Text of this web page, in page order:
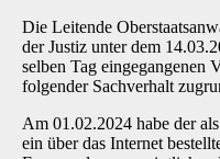
Die Leitende
der Justiz unter dem
selben Tag eingegangenen
folgender Sachverhalt
Am 01.02.2024 habe der
ein über das Internet